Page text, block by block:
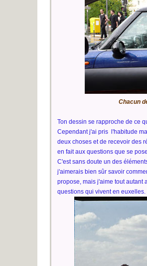
Chacun
Ton dessin se rapproche de ce
Cependant j'ai pris l'habitude
deux choses et de recevoir des
en fait aux questions que se
C'est sans doute un des
j'aimerais bien sûr savoir
propose, mais j'aime tout autant
questions qui vivent en euxelles.